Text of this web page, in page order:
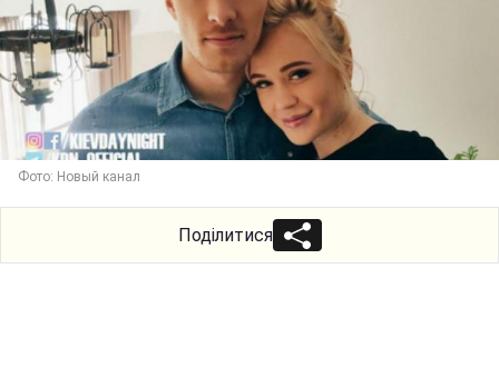
Фото: Новый канал
Поділитися